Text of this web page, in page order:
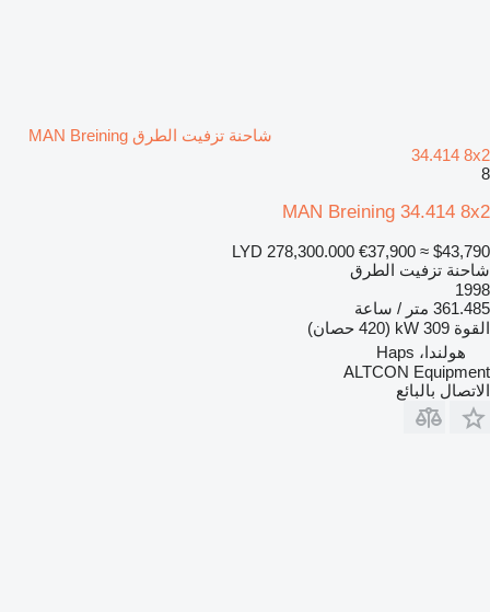
شاحنة تزفيت الطرق MAN Breining
34.414 8x2
8
MAN Breining 34.414 8x2
LYD 278,300.000 €37,900 ≈ $43,790
شاحنة تزفيت الطرق
1998
361.485 متر / ساعة
القوة 309 kW (420 حصان)
هولندا، Haps
ALTCON Equipment
الاتصال بالبائع